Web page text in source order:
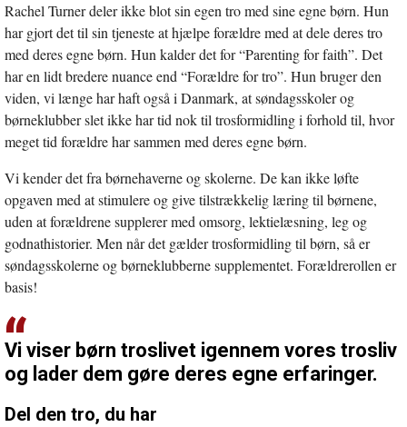
Rachel Turner deler ikke blot sin egen tro med sine egne børn. Hun
har gjort det til sin tjeneste at hjælpe forældre med at dele deres tro
med deres egne børn. Hun kalder det for “Parenting for faith”. Det
har en lidt bredere nuance end “Forældre for tro”. Hun bruger den
viden, vi længe har haft også i Danmark, at søndagsskoler og
børneklubber slet ikke har tid nok til trosformidling i forhold til, hvor
meget tid forældre har sammen med deres egne børn.
Vi kender det fra børnehaverne og skolerne. De kan ikke løfte
opgaven med at stimulere og give tilstrækkelig læring til børnene,
uden at forældrene supplerer med omsorg, lektielæsning, leg og
godnathistorier. Men når det gælder trosformidling til børn, så er
søndagsskolerne og børneklubberne supplementet. Forældrerollen er
basis!
Vi viser børn troslivet igennem vores trosliv
og lader dem gøre deres egne erfaringer.
Del den tro, du har